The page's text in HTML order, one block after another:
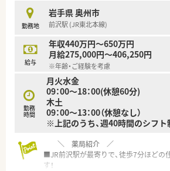
■40代のスタッフを中心に構成された落
経験豊富な薬剤師が在籍しているため
す。
■現場の裁量を重視する支店制度を導入
地域に合わせたサービスを提案できる
す。
■調剤事務が薬剤師を積極的にフォロー
対人業務に集中できる効率的なワーク
す。
勤務地
岩手県 奥州市
前沢駅 (JR東北本線)
給与
年収440万円～650万円
月給275,000円～406,250円
※年齢・ご経験を考慮
勤務
時間
月火水金
09：00～18：00(休憩60分)
木土
09：00～13：00（休憩なし）
※上記のうち、週40時間のシフト
＼ 薬局紹介 ／
■JR前沢駅が最寄りで、徒歩7分ほどの
す！